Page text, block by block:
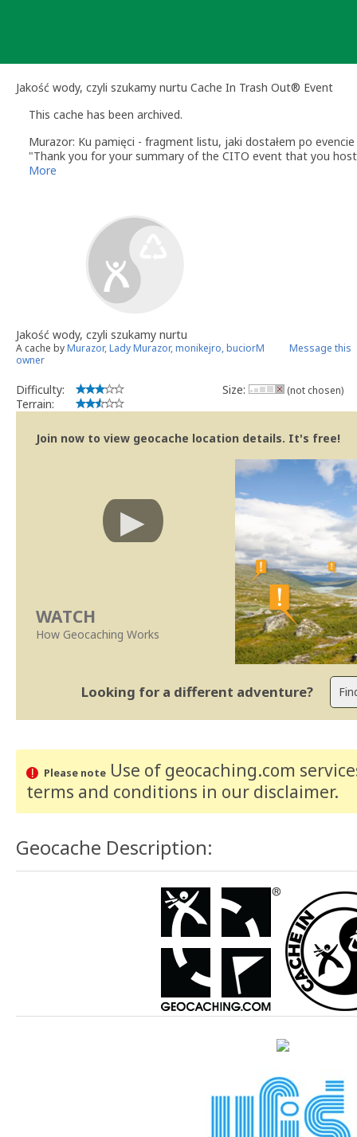
Jakość wody, czyli szukamy nurtu Cache In Trash Out® Event
This cache has been archived.
Murazor: Ku pamięci - fragment listu, jaki dostałem po
"Thank you for your summary of the CITO event that you
similar scientific events will be published in the future, but we
More
Jakość wody, czyli szukamy nurtu
A cache byMurazor, Lady Murazor, monikejro, buciorM
Message this
owner
Difficulty:
Terrain:
Size: (not chosen)
Join now to view geocache location details. It's free!
WATCH
How Geocaching Works
Looking for a different adventure?
Please noteUse of geocaching.com
terms and conditions in our disclaimer.
Geocache Description: